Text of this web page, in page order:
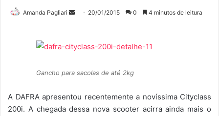
Amanda Pagliari
d
u
e
-
20/01/2015 0 4 minutos de leitura
Gancho para sacolas de até 2kg
A DAFRA apresentou recentemente a novíssima Cityclass
200i. A chegada dessa nova scooter acirra ainda mais o